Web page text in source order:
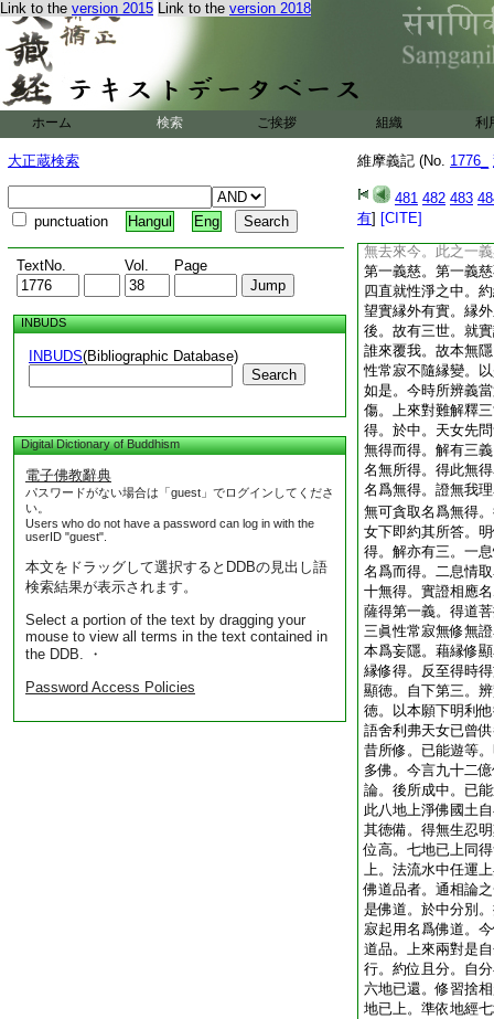
Link to the version 2015 Link to the version 2018
ホーム 検索 ご挨拶 組織 利
大正蔵検索
punctuation Hangul Eng
TextNo. Vol. Page
INBUDS
INBUDS(Bibliographic Database)
Search
Digital Dictionary of Buddhism
電子佛教辭典
パスワードがない場合は「guest」でログインしてくださ
い。
Users who do not have a password can log in with the
userID "guest".
本文をドラッグして選択するとDDBの見出し語
検索結果が表示されます。
Select a portion of the text by dragging your
mouse to view all terms in the text contained in
the DDB. ・
Password Access Policies
維摩義記 (No. 1776_
481 482 483
有] [CITE]
有去來今。明實異
就眞應相對分別。
常住猶如虚空無去
便相對分別。依如
三世攝涅槃之體性
來今。若依金剛般
淨方便之別。方便
非三世攝。無去來
就修證而爲分別。
前後。淨非一時。
淨。以常淨故。無
無去來今。此之一
第一義慈。第一義
四直就性淨之中。
望實縁外有實。縁
後。故有三世。就
誰來覆我。故本無
性常寂不隨縁變。
如是。今時所辨義
傷。上來對難解釋
得。於中。天女先
無得而得。解有三
名無所得。得此無
名爲無得。證無我
無可貪取名爲無得
女下即約其所答。
得。解亦有三。一
名爲而得。二息情
十無得。實證相應
薩得第一義。得道
三眞性常寂無修無
本爲妄隱。藉縁修
縁修得。反至得時
顯徳。自下第三。
徳。以本願下明利
語舍利弗天女已曾
昔所修。已能遊等
多佛。今言九十二
論。後所成中。已
此八地上淨佛國土
其徳備。得無生忍
位高。七地已上同
上。法流水中任運
佛道品者。通相論
是佛道。於中分別
寂起用名爲佛道。
道品。上來兩對是
行。約位且分。自
六地已還。修習捨
地已上。準依地經